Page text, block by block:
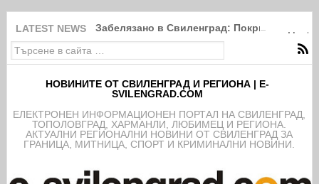
LATEST NEWS Забелязано в Свиленград: Покрити в
НОВИНИТЕ ОТ СВИЛЕНГРАД И РЕГИОНА | E-
SVILENGRAD.COM
EЛЕКТРОНЕН ИНФОРМАЦИОНЕН ПОРТАЛ НА СВИЛЕНГРАД,
ТОПОЛОВГРАД, ХАРМАНЛИ, ЛЮБИМЕЦ И РЕГИОНА.
АКТУАЛНИ РЕГИОНАЛНИ НОВИНИ ОТ СВИЛЕНГРАД ЗА
ГРАНИЦА, МИТНИЦА, СПОРТ И КРИМИНАЛНИ НОВИНИ.